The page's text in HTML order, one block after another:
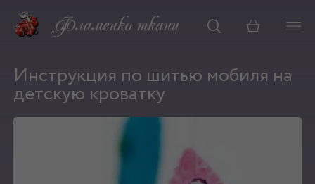
Корзина
Инструкция по шитью мобиля на
детскую кроватку